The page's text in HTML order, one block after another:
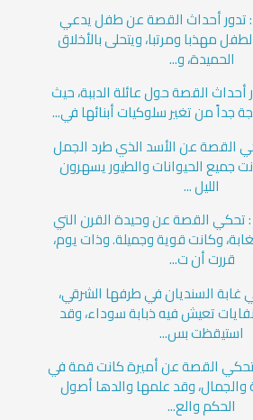
: تدور أحداث القصة عن طفل يدعي
مهذبا ومرتبا، ويتحلى بالأخلاق
الحميدة، و...
القصة حول عائلة الدببة، حيث
جداً من تغير سلوكيات أبنائها في...
القصة عن الأسد الذي طرد الجمل
جميع الحيوانات والطيور يسهرون
الليل ...
تحكي القصة عن وحيدة القرن التي
وكانت قوية وجميلة. وذات يوم،
قررت أن ت...
غابة السنديان في طرفها الشرقي،
تعيش فيه ذبابة سوداء، وقد
استيقظت بس...
تحكي القصة عن أميرة كانت قمة في
والجمال، وقد علمها والدها أصول
الحكم والع...